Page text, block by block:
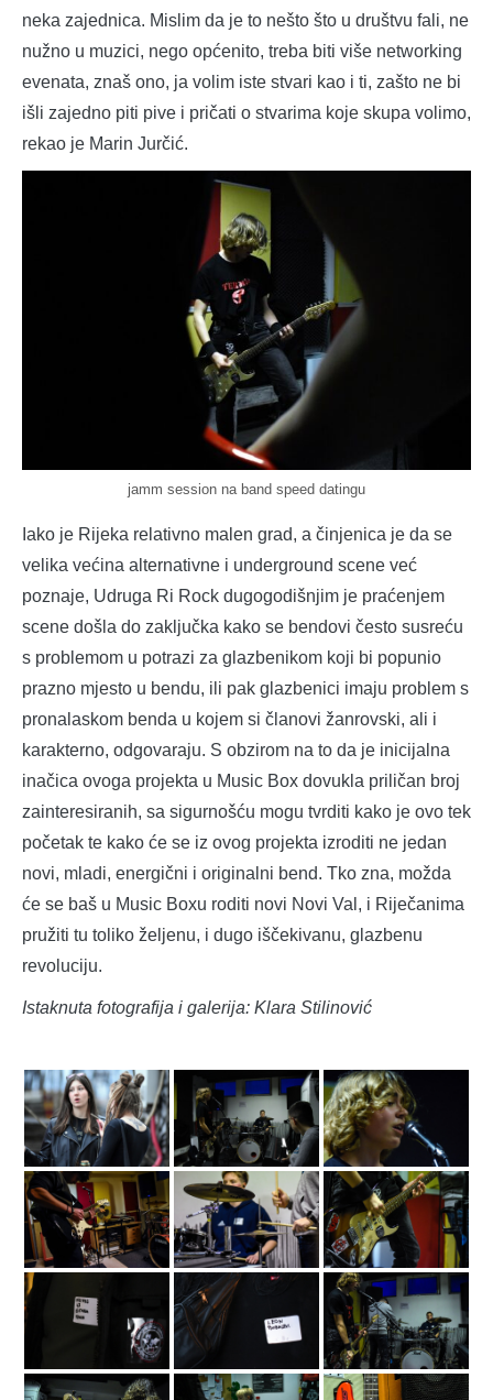
neka zajednica. Mislim da je to nešto što u društvu fali, ne
nužno u muzici, nego općenito, treba biti više networking
evenata, znaš ono, ja volim iste stvari kao i ti, zašto ne bi
išli zajedno piti pive i pričati o stvarima koje skupa volimo,
rekao je Marin Jurčić.
jamm session na band speed datingu
Iako je Rijeka relativno malen grad, a činjenica je da se
velika većina alternativne i underground scene već
poznaje, Udruga Ri Rock dugogodišnjim je praćenjem
scene došla do zaključka kako se bendovi često susreću
s problemom u potrazi za glazbenikom koji bi popunio
prazno mjesto u bendu, ili pak glazbenici imaju problem s
pronalaskom benda u kojem si članovi žanrovski, ali i
karakterno, odgovaraju. S obzirom na to da je inicijalna
inačica ovoga projekta u Music Box dovukla priličan broj
zainteresiranih, sa sigurnošću mogu tvrditi kako je ovo tek
početak te kako će se iz ovog projekta izroditi ne jedan
novi, mladi, energični i originalni bend. Tko zna, možda
će se baš u Music Boxu roditi novi Novi Val, i Riječanima
pružiti tu toliko željenu, i dugo iščekivanu, glazbenu
revoluciju.
Istaknuta fotografija i galerija: Klara Stilinović